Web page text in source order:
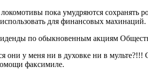
пока умудряются сохранять
для финансовых махинаций.
по обыкновенным акциям
они у меня ни в духовке ни в мульте?!!!
факсимиле.